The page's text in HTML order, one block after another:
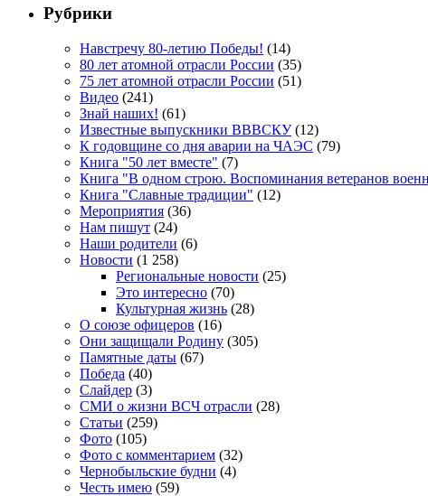
Рубрики
Навстречу 80-летию Победы! (14)
80 лет атомной отрасли России (35)
75 лет атомной отрасли России (51)
Видео (241)
Знай наших! (61)
Известные выпускники ВВВСКУ(12)
К годовщине со дня аварии на ЧАЭС (79)
Книга "50 лет вместе" (7)
Книга "В одном строю. Воспоминания ветеранов
Книга "Славные традиции" (12)
Мероприятия (36)
Нам пишут (24)
Наши родители (6)
Новости (1 258)
Региональные новости (25)
Это интересно (70)
Культурная жизнь (28)
О союзе офицеров (16)
Они защищали Родину (305)
Памятные даты (67)
Победа (40)
Слайдер (3)
СМИ о жизни ВСЧ отрасли (28)
Статьи (259)
Фото (105)
Фото с комментарием (32)
Чернобыльские будни (4)
Честь имею (59)